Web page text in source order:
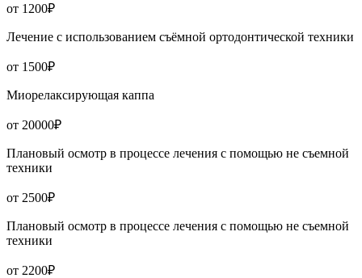
от 1200₽
Лечение с использованием съёмной ортодонтической техники
от 1500₽
Миорелаксирующая каппа
от 20000₽
Плановый осмотр в процессе лечения с помощью не съемной
техники
от 2500₽
Плановый осмотр в процессе лечения с помощью не съемной
техники
от 2200₽